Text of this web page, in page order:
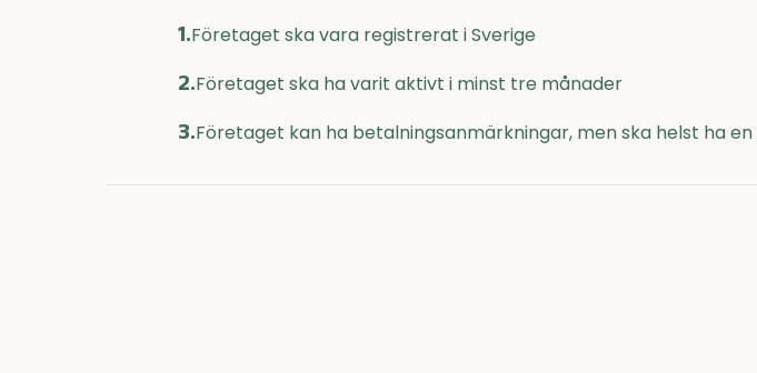
1.Företaget ska vara registrerat i Sverige
2.Företaget ska ha varit aktivt i minst tre månader
3.Företaget kan ha betalningsanmärkningar, men ska helst ha en